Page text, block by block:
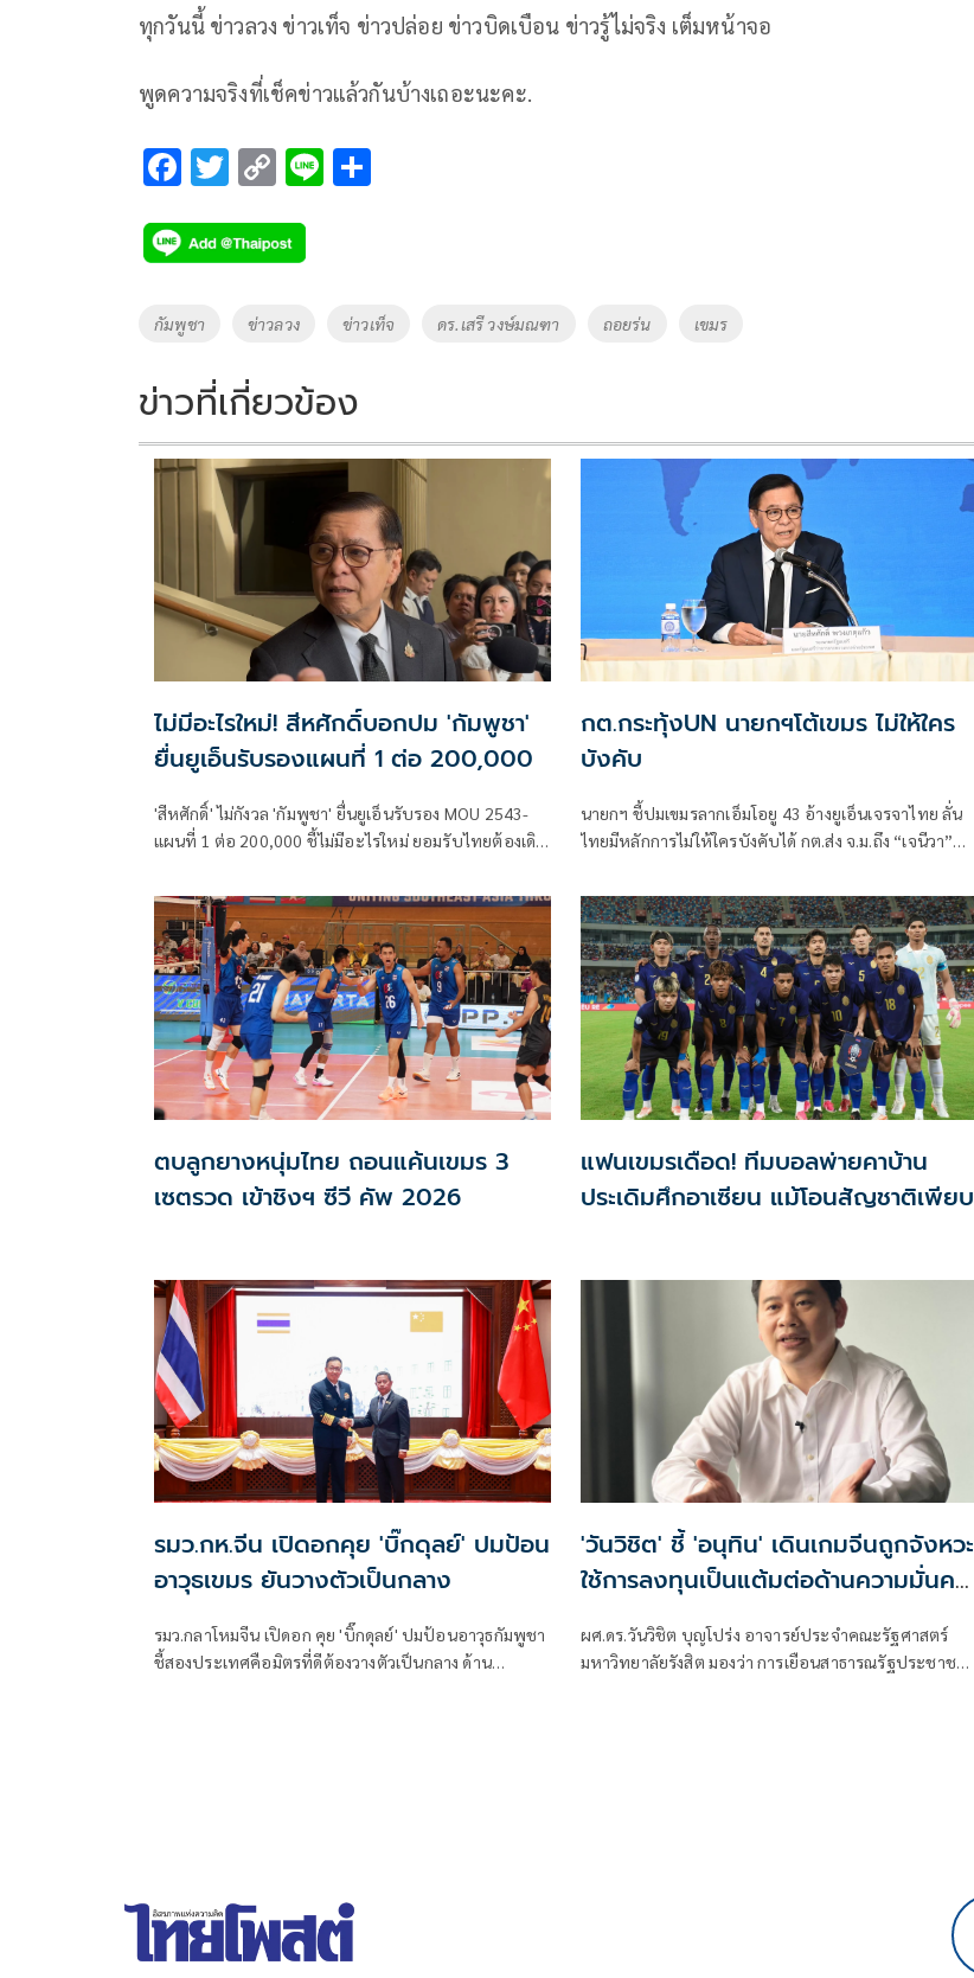
ทุกวันนี้ ข่าวลวง ข่าวเท็จ ข่าวปล่อย ข่าวบิดเบือน ข่าวรู้ไม่จริง เต็มหน้าจอ
พูดความจริงที่เช็คข่าวแล้วกันบ้างเถอะนะคะ.
F
e
b
o
k
T
tt
er
C
p
y
Li
k
Li
Tags
กัมพูชา ข่าวลวง ข่าวเท็จ ดร.เสรี วงษ์มณฑา ถอยร่น เขมร
ข่าวที่เกี่ยวข้อง
ไม่มีอะไรใหม่! สีหศักดิ์บอกปม 'กัมพูชา'
ยื่นยูเอ็นรับรองแผนที่ 1 ต่อ 200,000
'สีหศักดิ์' ไม่กังวล 'กัมพูชา' ยื่นยูเอ็นรับรอง MOU 2543-
แผนที่ 1 ต่อ 200,000​ ชี้ไม่มีอะไรใหม่ ยอมรับไทยต้องเดิน
กรรมการสิทธิฯระวังตกเป็นเครื่องมือเขมร​
กต.กระทุ้งUN นายกฯโต้เขมร ไม่ให้ใคร
บังคับ
นายกฯ ชี้ปมเขมรลากเอ็มโอยู 43 อ้างยูเอ็นเจรจาไทย ลั่น
ไทยมีหลักการไม่ให้ใครบังคับได้ กต.ส่ง จ.ม.ถึง “เจนีวา”
เที่ยงธรรม" คณะมนตรีสิทธิมนุษยชนฯ “สีหศักดิ์” ซัด
“กัมพูชา” ใช้ปมพาดพิงไทยโฆษณาชวนเชื่อทางการเมือง
ตบลูกยางหนุ่มไทย ถอนแค้นเขมร 3
เซตรวด เข้าชิงฯ ซีวี คัพ 2026
แฟนเขมรเดือด! ทีมบอลพ่ายคาบ้าน
ประเดิมศึกอาเซียน แม้โอนสัญชาติเพียบ
รมว.กห.จีน เปิดอกคุย 'บิ๊กดุลย์' ปมป้อน
อาวุธเขมร ยันวางตัวเป็นกลาง
รมว.กลาโหมจีน เปิดอก คุย 'บิ๊กดุลย์' ปมป้อนอาวุธกัมพูชา
ชี้สองประเทศคือมิตรที่ดีต้องวางตัวเป็นกลาง ด้าน
'วันวิชิต' ชี้ 'อนุทิน' เดินเกมจีนถูกจังหวะ
ใช้การลงทุนเป็นแต้มต่อด้านความมั่นคง
กัมพูชา
ผศ.ดร.วันวิชิต บุญโปร่ง อาจารย์ประจำคณะรัฐศาสตร์
มหาวิทยาลัยรังสิต มองว่า การเยือนสาธารณรัฐประชาชน